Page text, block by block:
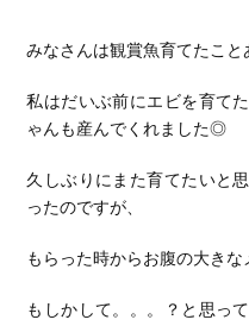
みなさんは観賞魚育てたこと
私はだいぶ前にエビを育て
ゃんも産んでくれました◎
久しぶりにまた育てたいと
ったのですが、
もらった時からお腹の大きな
もしかして。。。？と思っ